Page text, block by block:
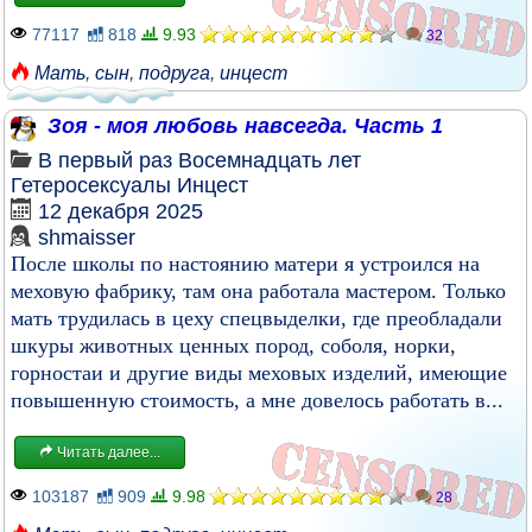
77117 818 9.93 32
Мать, сын, подруга, инцест
Зоя - моя любовь навсегда. Часть 1
В первый раз Восемнадцать лет
Гетеросексуалы Инцест
12 декабря 2025
shmaisser
После школы по настоянию матери я устроился на
меховую фабрику, там она работала мастером. Только
мать трудилась в цеху спецвыделки, где преобладали
шкуры животных ценных пород, соболя, норки,
горностаи и другие виды меховых изделий, имеющие
повышенную стоимость, а мне довелось работать в...
Читать далее...
103187 909 9.98 28